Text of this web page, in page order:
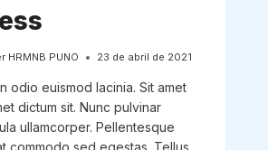
HRMNB PUNO 23 de abril de 2021
odio euismod lacinia. Sit amet
dictum sit. Nunc pulvinar
ullamcorper. Pellentesque